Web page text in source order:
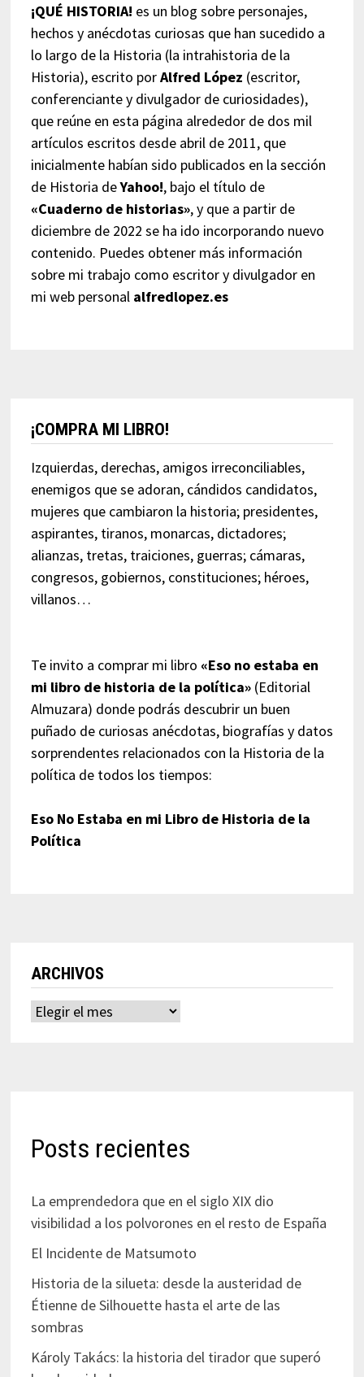
¡QUÉ HISTORIA! es un blog sobre personajes,
hechos y anécdotas curiosas que han sucedido a
lo largo de la Historia (la intrahistoria de la
Historia), escrito porAlfred López (escritor,
conferenciante y divulgador de curiosidades),
que reúne en esta página alrededor de dos mil
artículos escritos desde abril de 2011, que
inicialmente habían sido publicados en la sección
de Historia deYahoo!, bajo el título de
«Cuaderno de historias», y que a partir de
diciembre de 2022 se ha ido incorporando nuevo
contenido. Puedes obtener más información
sobre mi trabajo como escritor y divulgador en
mi web personal alfredlopez.es
¡COMPRA MI LIBRO!
Izquierdas, derechas, amigos irreconciliables,
enemigos que se adoran, cándidos candidatos,
mujeres que cambiaron la historia; presidentes,
aspirantes, tiranos, monarcas, dictadores;
alianzas, tretas, traiciones, guerras; cámaras,
congresos, gobiernos, constituciones; héroes,
villanos…
Te invito a comprar mi libro «Eso no estaba en
mi libro de historia de la política»(Editorial
Almuzara) donde podrás descubrir un buen
puñado de curiosas anécdotas, biografías y datos
sorprendentes relacionados con la Historia de la
política de todos los tiempos:
Eso No Estaba en mi Libro de Historia de la
Política
ARCHIVOS
Archivos
Posts recientes
La emprendedora que en el siglo XIX dio
visibilidad a los polvorones en el resto de España
El Incidente de Matsumoto
Historia de la silueta: desde la austeridad de
Étienne de Silhouette hasta el arte de las
sombras
Károly Takács: la historia del tirador que superó